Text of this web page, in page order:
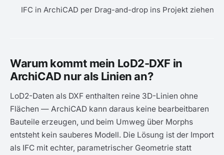
IFC in ArchiCAD per Drag-and-drop ins Projekt ziehen
Warum kommt mein LoD2-DXF in
ArchiCAD nur als Linien an?
LoD2-Daten als DXF enthalten reine 3D-Linien ohne
Flächen — ArchiCAD kann daraus keine bearbeitbaren
Bauteile erzeugen, und beim Umweg über Morphs
entsteht kein sauberes Modell. Die Lösung ist der Import
als IFC mit echter, parametrischer Geometrie statt